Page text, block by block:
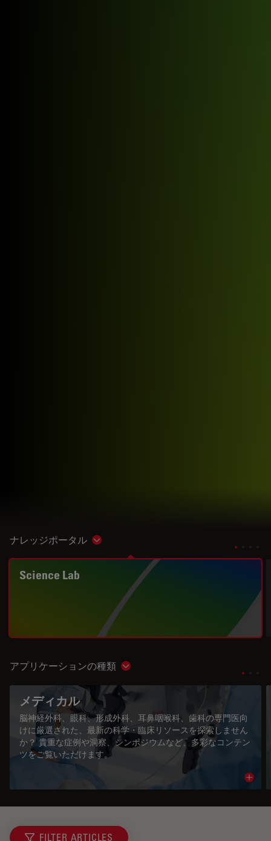
ナレッジポータル Show subnavigation
Science Lab
アプリケーションの種類 Show subnavigation
メディカル
脳神経外科、眼科、形成外科、耳鼻咽喉科、歯科の専門医向
けに厳選された、最新の科学・臨床リソースを探索しません
か？ 貴重な症例や洞察、シンポジウムなど、多彩なコンテン
ツをご覧いただけます。
FILTER ARTICLES